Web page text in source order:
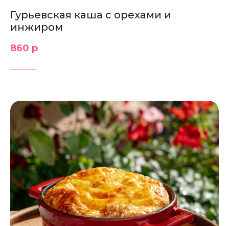
Гурьевская каша с орехами и
инжиром
860 р